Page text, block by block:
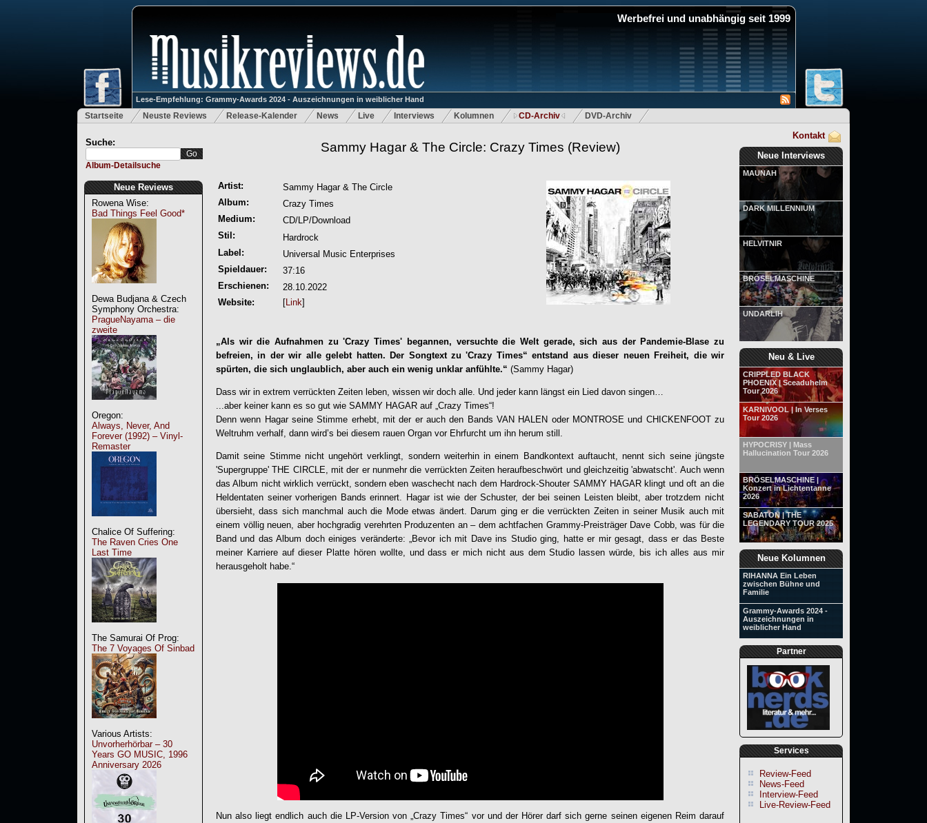
Werbefrei und unabhängig seit 1999
Lese-Empfehlung: Grammy-Awards 2024 - Auszeichnungen in weiblicher Hand
Startseite Neuste Reviews Release-Kalender News Live Interviews Kolumnen CD-Archiv DVD-Archiv
Suche:
Album-Detailsuche
Neue Reviews
Rowena Wise:
Bad Things Feel Good*
Dewa Budjana & Czech
Symphony Orchestra:
PragueNayama – die
zweite
Oregon:
Always, Never, And
Forever (1992) – Vinyl-
Remaster
Chalice Of Suffering:
The Raven Cries One
Last Time
The Samurai Of Prog:
The 7 Voyages Of Sinbad
Various Artists:
Unvorherhörbar – 30
Years GO MUSIC, 1996
Anniversary 2026
Kontakt
Neue Interviews
MAUNAH
DARK MILLENNIUM
HELVITNIR
BRÖSELMASCHINE
UNDARLIH
Neu & Live
CRIPPLED BLACK
PHOENIX | Sceaduhelm
Tour 2026
KARNIVOOL | In Verses
Tour 2026
HYPOCRISY | Mass
Hallucination Tour 2026
BRÖSELMASCHINE |
Konzert in Lichtentanne
2026
SABATON | THE
LEGENDARY TOUR 2025
Neue Kolumnen
RIHANNA Ein Leben
zwischen Bühne und
Familie
Grammy-Awards 2024 -
Auszeichnungen in
weiblicher Hand
Partner
Services
Review-Feed
News-Feed
Interview-Feed
Live-Review-Feed
Sammy Hagar & The Circle: Crazy Times (Review)
Artist:
Sammy Hagar & The Circle
Album:
Crazy Times
Medium:
CD/LP/Download
Stil:
Hardrock
Label:
Universal Music Enterprises
Spieldauer:
37:16
Erschienen:
28.10.2022
Website:
[Link]
„Als wir die Aufnahmen zu 'Crazy Times' begannen, versuchte die Welt gerade, sich aus der Pandemie-Blase zu
befreien, in der wir alle gelebt hatten. Der Songtext zu 'Crazy Times“ entstand aus dieser neuen Freiheit, die wir
spürten, die sich unglaublich, aber auch ein wenig unklar anfühlte.“ (Sammy Hagar)
Dass wir in extrem verrückten Zeiten leben, wissen wir doch alle. Und jeder kann längst ein Lied davon singen…
...aber keiner kann es so gut wie SAMMY HAGAR auf „ Crazy Times“!
Denn wenn Hagar seine Stimme erhebt, mit der er auch den Bands VAN HALEN oder MONTROSE und CHICKENFOOT zu
Weltruhm verhalf, dann wird’s bei diesem rauen Organ vor Ehrfurcht um ihn herum still.
Damit seine Stimme nicht ungehört verklingt, sondern weiterhin in einem Bandkontext auftaucht, nennt sich seine jüngste
'Supergruppe' THE CIRCLE, mit der er nunmehr die verrückten Zeiten heraufbeschwört und gleichzeitig 'abwatscht'. Auch wenn
das Album nicht wirklich verrückt, sondern eben waschecht nach dem Hardrock-Shouter SAMMY HAGAR klingt und oft an die
Heldentaten seiner vorherigen Bands erinnert. Hagar ist wie der Schuster, der bei seinen Leisten bleibt, aber trotzdem nicht
übersieht, dass sich manchmal auch die Mode etwas ändert. Darum ging er die verrückten Zeiten in seiner Musik auch mit
einem völlig neuen, aber hochgradig verehrten Produzenten an – dem achtfachen Grammy-Preisträger Dave Cobb, was für die
Band und das Album doch einiges veränderte: „Bevor ich mit Dave ins Studio ging, hatte er mir gesagt, dass er das Beste
meiner Karriere auf dieser Platte hören wollte, und dass er mich nicht aus dem Studio lassen würde, bis ich alles aus mir
herausgeholt habe.“
Nun also liegt endlich auch die LP-Version von „Crazy Times“ vor und der Hörer darf sich gerne seinen eigenen Reim darauf